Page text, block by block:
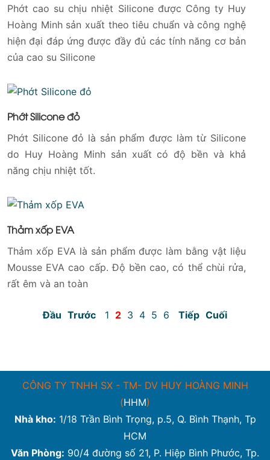
Phớt cao su chịu nhiệt Silicone được Công ty Huy
Hoàng Minh sản xuất theo tiêu chuẩn và công nghệ
hiện đại đáp ứng được đầy đủ các tính năng cơ bản
của cao su Silicone
Phớt Silicone đỏ
Phớt Silicone đỏ là sản phẩm được làm từ Silicone
do Huy Hoàng Minh sản xuất có độ bền và khả
năng chịu nhiệt tốt.
Thảm xốp EVA
Thảm xốp EVA là sản phẩm được làm bằng vật liệu
Mousse EVA cao cấp. Độ bền cao, có thể chùi rửa,
rất êm và an toàn
Đầu Trước 1 2 3 4 5 6 Tiếp Cuối
CÔNG TY TNHH SX - TM- DV HUY HOÀNG MINH
(HHM)
Nhà kho: 1/18 Trần Bình Trọng, p.5, Q. Bình Thạnh, Tp
HCM
Văn Phòng: 90/4 đường số 21, P. Hiệp Bình Phước, Tp.